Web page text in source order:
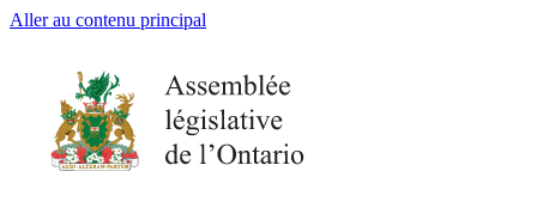
Aller au contenu principal